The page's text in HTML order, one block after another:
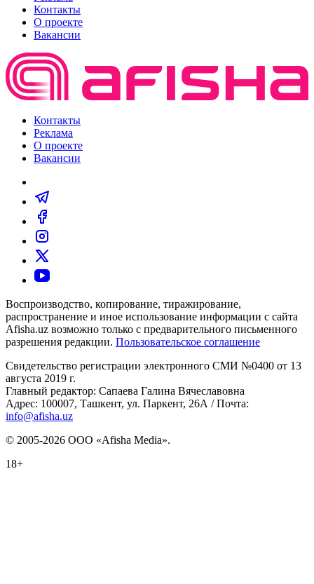
Контакты
О проекте
Вакансии
Контакты
Реклама
О проекте
Вакансии
Воспроизводство, копирование, тиражирование,
распространение и иное использование информации с сайта
Afisha.uz возможно только с предварительного письменного
разрешения редакции. Пользовательское соглашение
Свидетельство регистрации электронного СМИ №0400 от 13
августа 2019 г.
Главный редактор: Сапаева Галина Вячеславовна
Адрес: 100007, Ташкент, ул. Паркент, 26А / Почта:
info@afisha.uz
© 2005-2026 ООО «Afisha Media».
18+